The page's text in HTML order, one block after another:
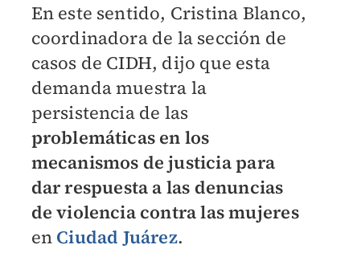
En este sentido, Cristina Blanco,
coordinadora de la sección de
casos de CIDH, dijo que esta
demanda muestra la
persistencia de las
problemáticas en los
mecanismos de justiciapara
darrespuesta a las denuncias
de violencia contra las mujeres
en Ciudad Juárez.